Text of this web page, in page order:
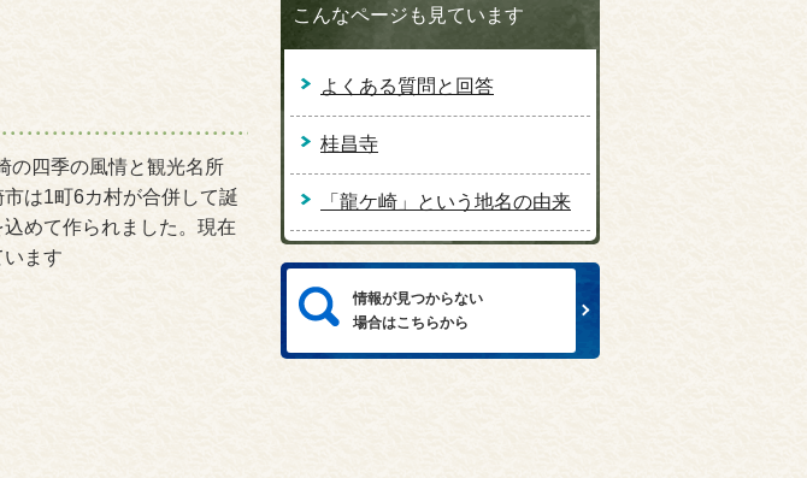
の四季の風情と観光名所
は1町6カ村が合併して誕
めて作られました。現在
ます
こんなページも見ています
よくある質問と回答
桂昌寺
「龍ケ崎」という地名の由来
情報が見つからない
場合はこちらから